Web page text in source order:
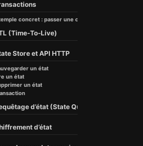
concret : passer une commande
(Time-To-Live)
Store et API HTTP
un état
un état
un état
d’état (State Query)
d’état